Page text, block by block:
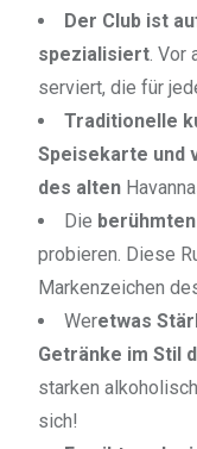
Der Club ist
spezialisiert .
serviert, die für
Traditionelle
Speisekarte und
des alten
Die
probieren. Diese
Markenzeichen
Weretwas
Getränke im Stil
starken
sich!